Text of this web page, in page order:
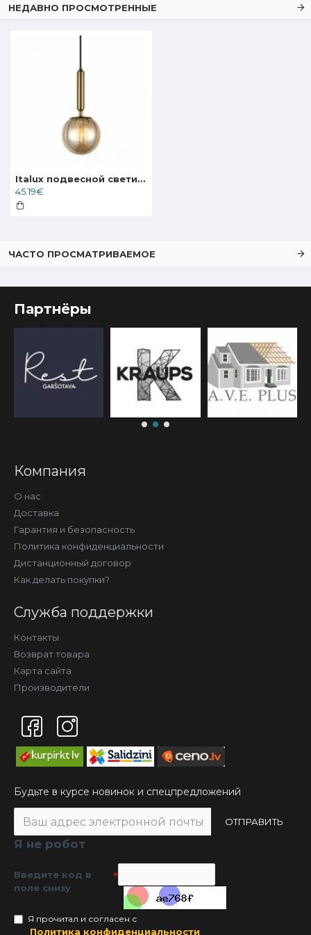
НЕДАВНО ПРОСМОТРЕННЫЕ
Italux подвесной светильник 1xE27x5W, янтарный c латунью, Ravena PND-2324-1 BRO+AMB
45.19€
ЧАСТО ПРОСМАТРИВАЕМОЕ
Партнёры
Компания
О нас
Доставка
Гарантия и безопасность
Политика конфиденциальности
Дистанционный договор
Как делать покупки?
Служба поддержки
Контакты
Возврат товара
Карта сайта
Производители
Будьте в курсе новинок и спецпредложений
ОТПРАВИТЬ
Я не робот
Введите код в
поле снизу
Я прочитал и согласен с
Политика конфиденциальности